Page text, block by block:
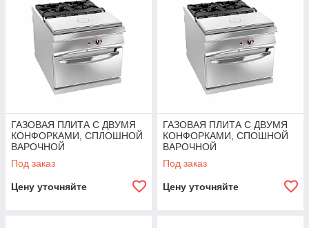
ГАЗОВАЯ ПЛИТА С ДВУМЯ
КОНФОРКАМИ, СПЛОШНОЙ
ВАРОЧНОЙ
ПОВЕРХНОСТЬЮ НА
ГАЗОВОЙ ПЕЧИ ANGELOPO
Под заказ
Цену уточняйте
ГАЗОВАЯ ПЛИТА С ДВУМЯ
КОНФОРКАМИ, СПОШНОЙ
ВАРОЧНОЙ
ПОВЕРХНОСТЬЮ НА
ЭЛЕКТРИЧЕСКОЙ ПЕЧИ
Под заказ
Цену уточняйте